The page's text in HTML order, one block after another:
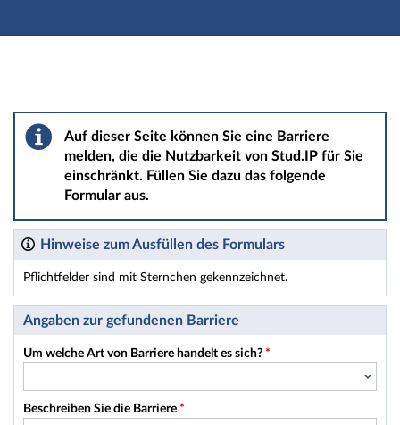
Hauptnavigation
Barriere melden
Auf dieser Seite können Sie eine Barriere
melden, die die Nutzbarkeit von Stud.IP für Sie
einschränkt. Füllen Sie dazu das folgende
Formular aus.
Hinweise zum Ausfüllen des Formulars
Pflichtfelder sind mit Sternchen gekennzeichnet.
Dieses Formular enthält Pflichtfelder.
Angaben zur gefundenen Barriere
Um welche Art von Barriere handelt es sich? *
Beschreiben Sie die Barriere *